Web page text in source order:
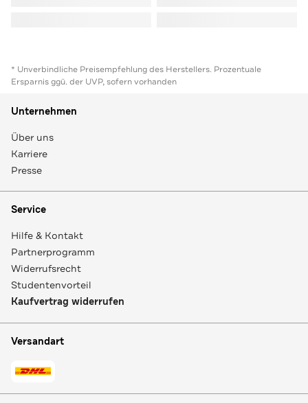
* Unverbindliche Preisempfehlung des Herstellers. Prozentuale
Ersparnis ggü. der UVP, sofern vorhanden
Unternehmen
Über uns
Karriere
Presse
Service
Hilfe & Kontakt
Partnerprogramm
Widerrufsrecht
Studentenvorteil
Kaufvertrag widerrufen
Versandart